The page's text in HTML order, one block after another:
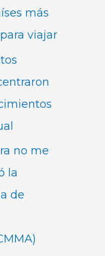
más
viajar
no me
la
de